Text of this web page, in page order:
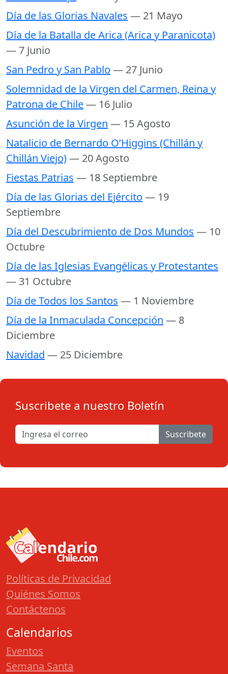
Día de las Glorias Navales — 21 Mayo
Día de la Batalla de Arica (Arica y Paranicota)
— 7 Junio
San Pedro y San Pablo — 27 Junio
Solemnidad de la Virgen del Carmen, Reina y
Patrona de Chile— 16 Julio
Asunción de la Virgen — 15 Agosto
Natalicio de Bernardo O’Higgins (Chillán y
Chillán Viejo)— 20 Agosto
Fiestas Patrias — 18 Septiembre
Día de las Glorias del Ejército — 19
Septiembre
Día del Descubrimiento de Dos Mundos — 10
Octubre
Día de las Iglesias Evangélicas y Protestantes
— 31 Octubre
Día de Todos los Santos — 1 Noviembre
Día de la Inmaculada Concepción — 8
Diciembre
Navidad — 25 Diciembre
Suscribete a nuestro Boletín
Suscribete
Políticas de Privacidad
Quiénes Somos
Contáctenos
Calendarios
Eventos
Semana Santa